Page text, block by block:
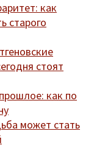
как
старого
стоят
как по
может стать